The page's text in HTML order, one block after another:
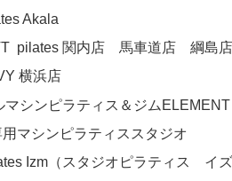
Akala
pilates 関内店 馬車道店 綱島店
横浜店
マシンピラティス＆ジム
マシンピラティススタジオ
Izm（スタジオピラティス イズ